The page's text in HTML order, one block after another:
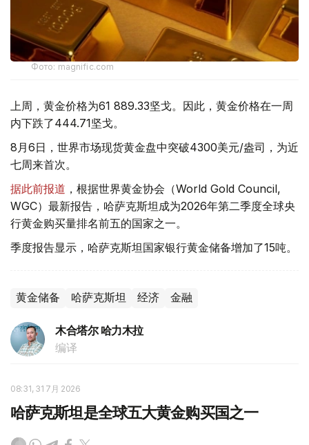
Фото: magnific.com
上周，黄金价格为61 889.33坚戈。因此，黄金价格在一周
内下跌了444.71坚戈。
8月6日，世界市场现货黄金盘中突破4300美元/盎司，为近
七周来首次。
据此前报道 ，根据世界黄金协会（World Gold Council,
WGC）最新报告，哈萨克斯坦成为2026年第二季度全球央
行黄金购买量排名前五的国家之一。
季度报告显示，哈萨克斯坦国家银行黄金储备增加了15吨。
黄金储备 哈萨克斯坦 经济 金融
木合塔尔 哈力木拉
编译
08:31, 31 7月 2026
哈萨克斯坦是全球五大黄金购买国之一